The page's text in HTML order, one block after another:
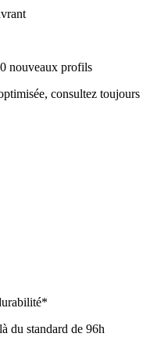
nouveaux profils
consultez toujours
du standard de 96h